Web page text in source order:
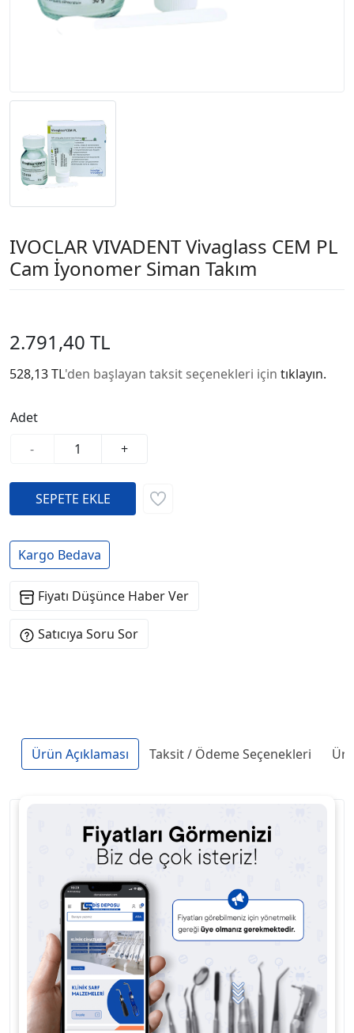
IVOCLAR VIVADENT Vivaglass CEM PL
Cam İyonomer Siman Takım
2.791,40 TL
528,13 TL'den başlayan taksit seçenekleri için tıklayın.
Adet
-
+
Kargo Bedava
Fiyatı Düşünce Haber Ver
Satıcıya Soru Sor
Ürün Açıklaması Taksit / Ödeme Seçenekleri
Vivaglass CEM PL; Metal ve metal destekli kaplama
restorasyonların ve çok dirençli ful seramik
seramik restorasyonların konvansiyonel
simantasyonunda kullanılan estetik cam ionomer
simanıdır.
Vivaglass CEM PL, estetik sonuçlar için özel şeffaf
bir cam doldurucu içerir.
Avantajları